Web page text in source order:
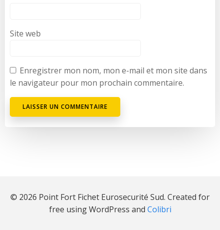
Site web
Enregistrer mon nom, mon e-mail et mon site dans
le navigateur pour mon prochain commentaire.
© 2026 Point Fort Fichet Eurosecurité Sud. Created for
free using WordPress and Colibri